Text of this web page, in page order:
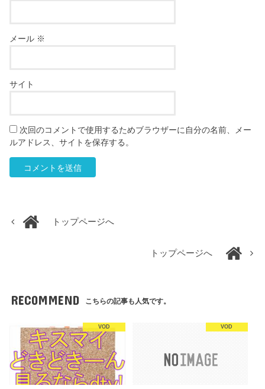
メール ※
サイト
次回のコメントで使用するためブラウザーに自分の名前、メー
ルアドレス、サイトを保存する。
トップページへ
トップページへ
RECOMMEND こちらの記事も人気です。
VOD VOD